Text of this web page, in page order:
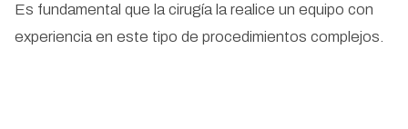
Es fundamental que la cirugía la realice un equipo con
experiencia en este tipo de procedimientos complejos.